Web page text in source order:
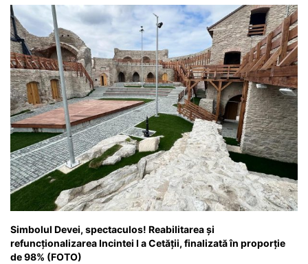
k
er
Simbolul Devei, spectaculos! Reabilitarea și
refuncționalizarea Incintei I a Cetății, finalizată în proporție
de 98% (FOTO)